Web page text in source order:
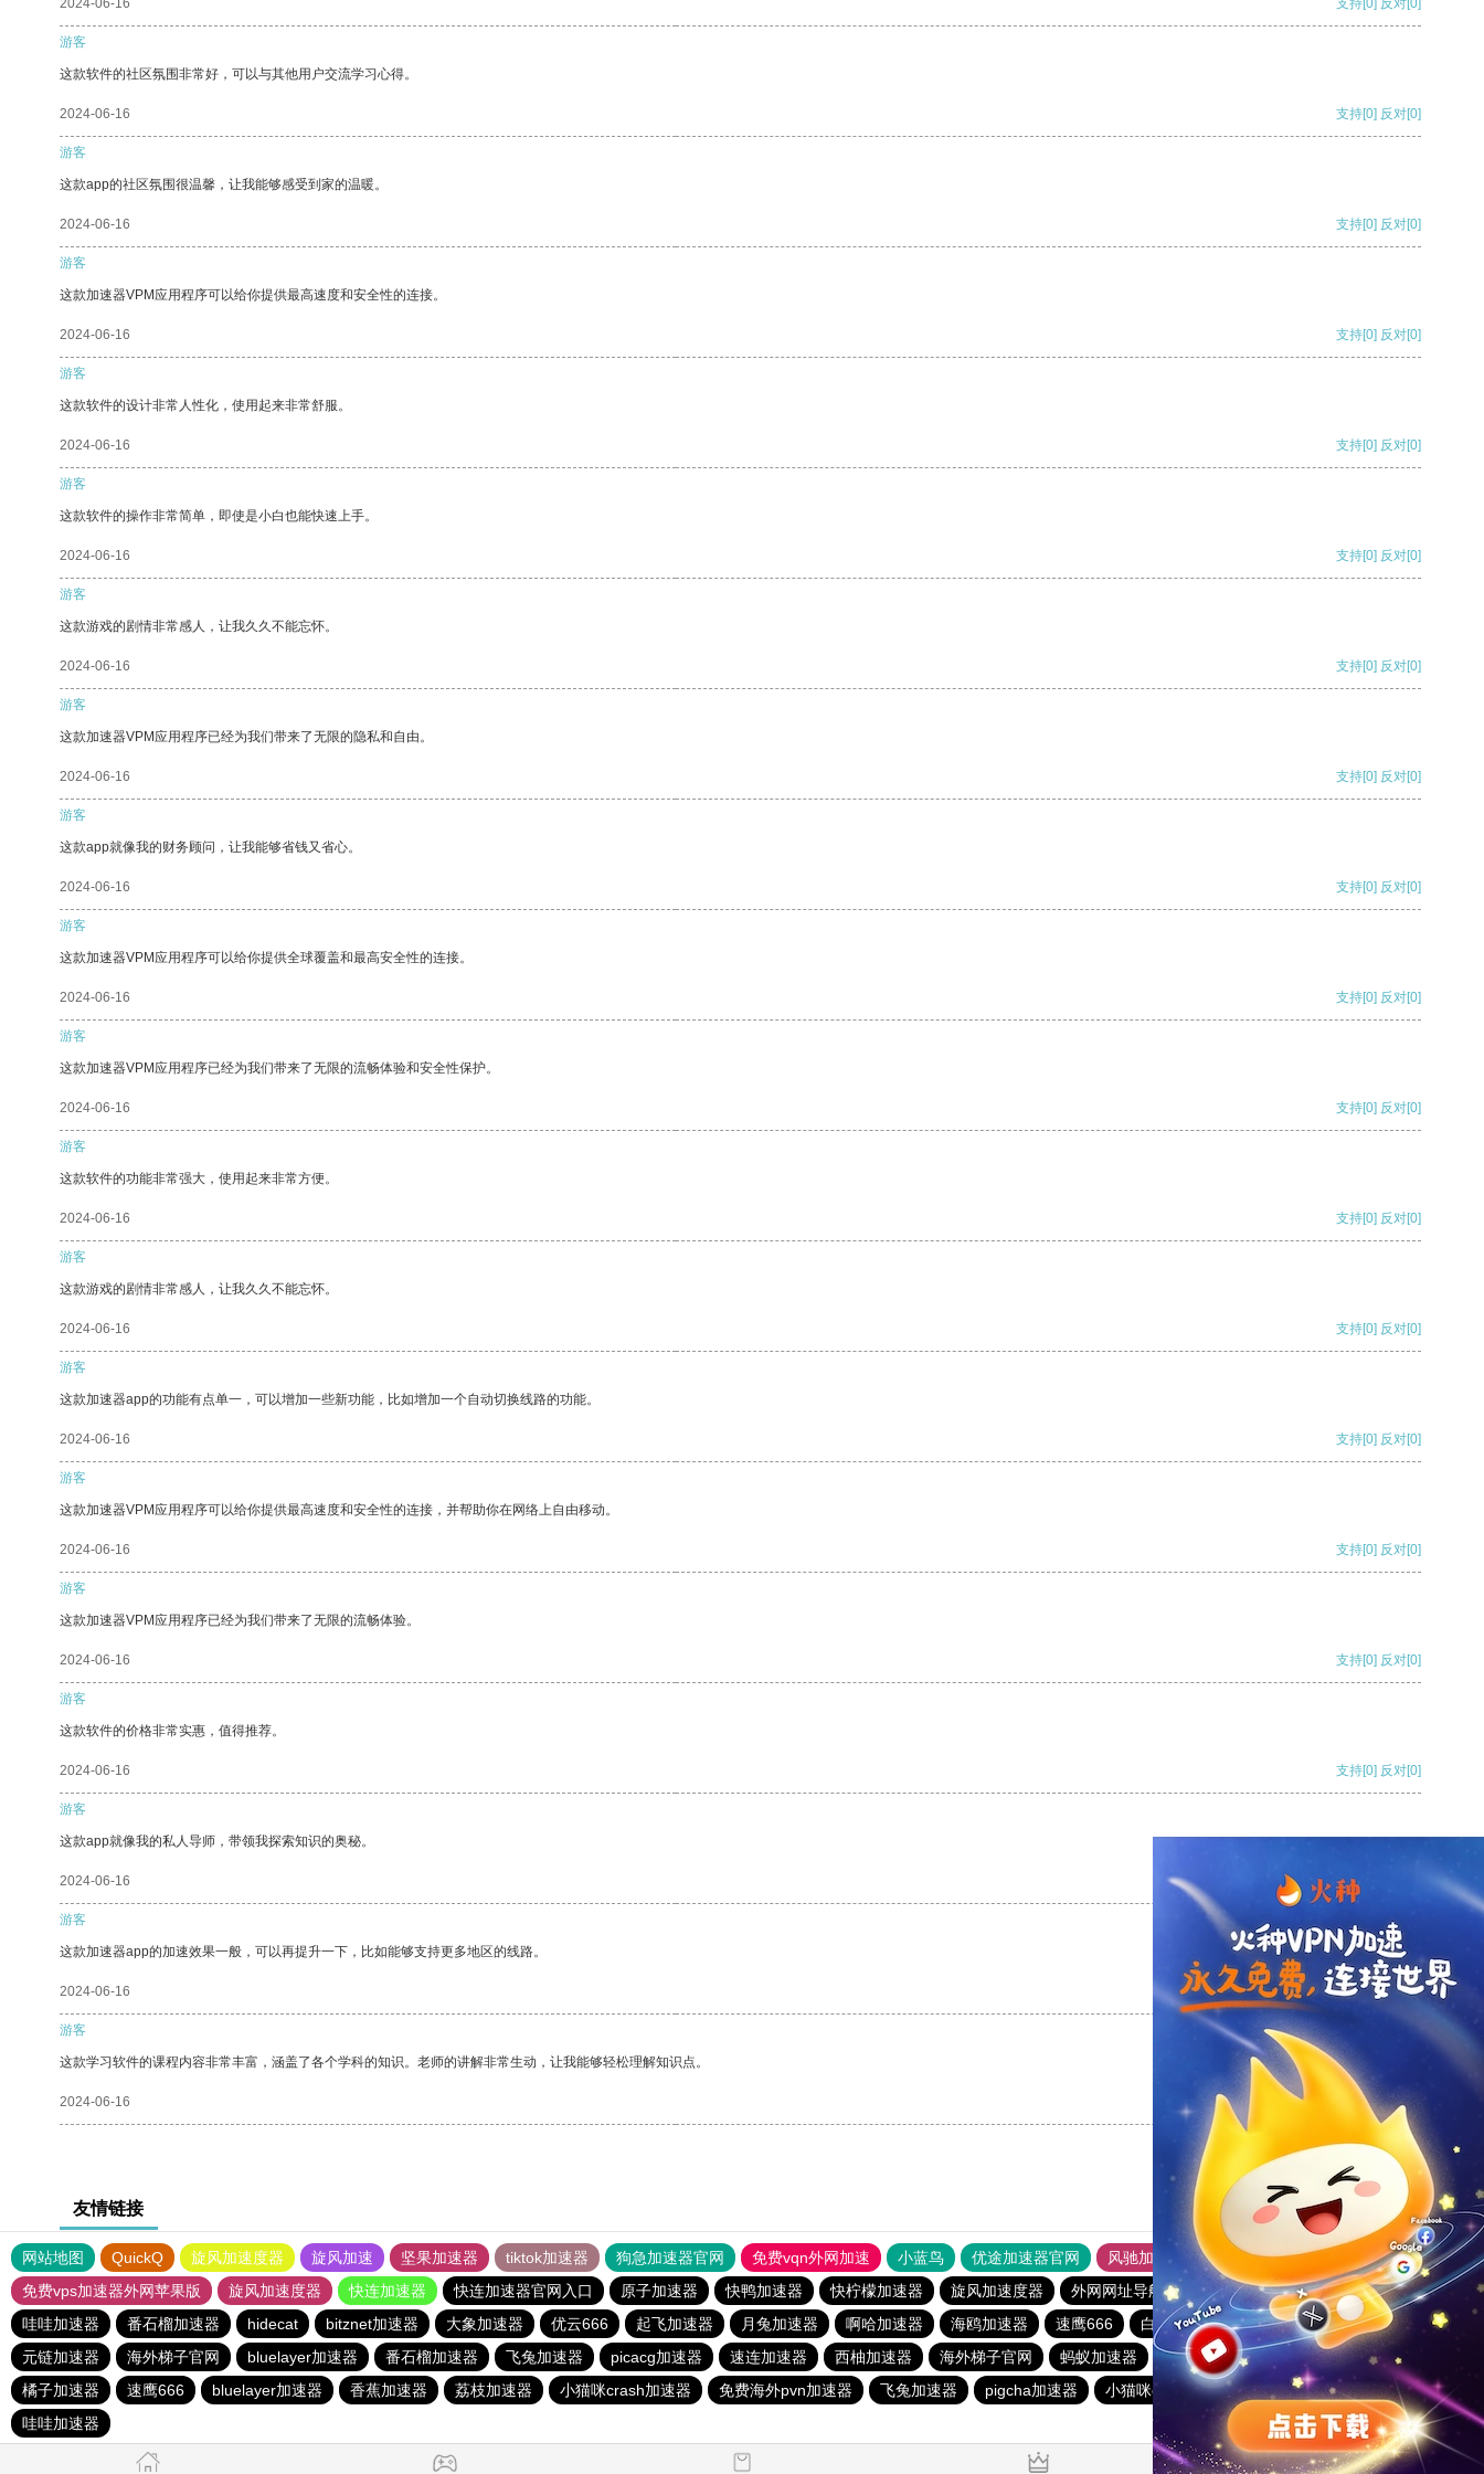
2024-06-16 支持 [0] 反对 [0]
游客
这款软件的社区氛围非常好，可以与其他用户交流学习心得。
2024-06-16 支持[0] 反对[0]
游客
这款app的社区氛围很温馨，让我能够感受到家的温暖。
2024-06-16 支持[0] 反对[0]
游客
这款加速器VPM应用程序可以给你提供最高速度和安全性的连接。
2024-06-16 支持[0] 反对[0]
游客
这款软件的设计非常人性化，使用起来非常舒服。
2024-06-16 支持[0] 反对[0]
游客
这款软件的操作非常简单，即使是小白也能快速上手。
2024-06-16 支持[0] 反对[0]
游客
这款游戏的剧情非常感人，让我久久不能忘怀。
2024-06-16 支持[0] 反对[0]
游客
这款加速器VPM应用程序已经为我们带来了无限的隐私和自由。
2024-06-16 支持[0] 反对[0]
游客
这款app就像我的财务顾问，让我能够省钱又省心。
2024-06-16 支持[0] 反对[0]
游客
这款加速器VPM应用程序可以给你提供全球覆盖和最高安全性的连接。
2024-06-16 支持[0] 反对[0]
游客
这款加速器VPM应用程序已经为我们带来了无限的流畅体验和安全性保护。
2024-06-16 支持[0] 反对[0]
游客
这款软件的功能非常强大，使用起来非常方便。
2024-06-16 支持[0] 反对[0]
游客
这款游戏的剧情非常感人，让我久久不能忘怀。
2024-06-16 支持[0] 反对[0]
游客
这款加速器app的功能有点单一，可以增加一些新功能，比如增加一个自动切换线路的功能。
2024-06-16 支持[0] 反对[0]
游客
这款加速器VPM应用程序可以给你提供最高速度和安全性的连接，并帮助你在网络上自由移动。
2024-06-16 支持[0] 反对[0]
游客
这款加速器VPM应用程序已经为我们带来了无限的流畅体验。
2024-06-16 支持[0] 反对[0]
游客
这款软件的价格非常实惠，值得推荐。
2024-06-16 支持[0] 反对[0]
游客
这款app就像我的私人导师，带领我探索知识的奥秘。
2024-06-16 支持
游客
这款加速器app的加速效果一般，可以再提升一下，比如能够支持更多地区的线路。
2024-06-16 支持[0] 反对[0]
游客
这款学习软件的课程内容非常丰富，涵盖了各个学科的知识。老师的讲解非常生动，让我能够轻松理解知识点。
2024-06-16 支持[0] 反对[0]
友情链接
网站地图 QuickQ 旋风加速度器 旋风加速 坚果加速器 tiktok加速器 狗急加速器官网 免费vqn外网加速 小蓝鸟 优途加速器官网 风驰加速器
旋风加速器
免费vps加速器外网苹果版
旋风加速度器 快连加速器 快连加速器官网入口 原子加速器 快鸭加速器 快柠檬加速器 旋风加速度器 外网网址导航 软件中心
toto加速器
哇哇加速器
番石榴加速器 hidecat bitznet加速器 大象加速器 优云666 起飞加速器 月兔加速器 啊哈加速器 海鸥加速器 速鹰666 白鲸加速器 蚂蚁加速器
原子加速器
元链加速器
海外梯子官网 bluelayer加速器 番石榴加速器 飞兔加速器 picacg加速器 速连加速器 西柚加速器 海外梯子官网 蚂蚁加速器 优云666 云梯加速器
速连加速器
橘子加速器
速鹰666 bluelayer加速器 香蕉加速器 荔枝加速器 小猫咪crash加速器 免费海外pvn加速器 飞兔加速器 pigcha加速器 小猫咪crash加速器 一元机场
baacloud官网
哇哇加速器